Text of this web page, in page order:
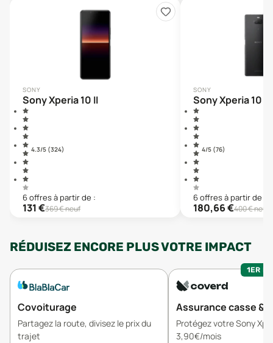
SONY
Sony Xperia 10 II
4.3/5 (324)
6offresà partir de :
131€369€ neuf
SONY
Sony Xperia 10
4/5 (76)
6offresà partir de :
180,66€400€ neuf
RÉDUISEZ ENCORE PLUS VOTRE IMPACT
Covoiturage
Partagez la route, divisez le prix du
trajet
1ER
Assurance casse &
Protégez votre Sony
3,90€/mois